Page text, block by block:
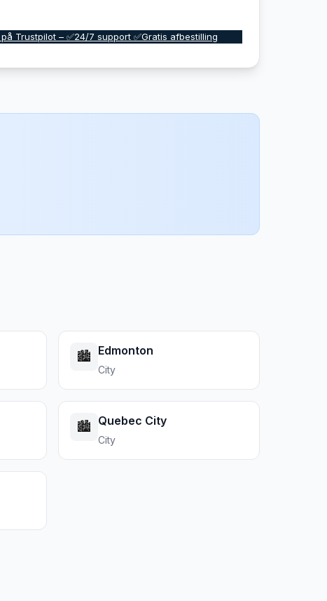
Trustpilot – ✅24/7 support ✅Gratis afbestilling
🏙️ Edmonton
City
🏙️ Quebec City
City